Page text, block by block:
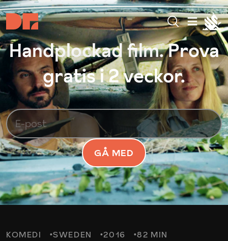
Handplockad film. Prova
gratis i 2 veckor.
GÅ MED
KOMEDI SWEDEN 2016 82 MIN